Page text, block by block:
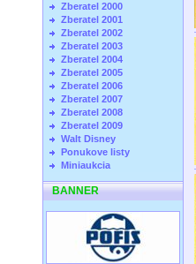
Zberatel 2000
Zberatel 2001
Zberatel 2002
Zberatel 2003
Zberatel 2004
Zberatel 2005
Zberatel 2006
Zberatel 2007
Zberatel 2008
Zberatel 2009
Walt Disney
Ponukove listy
Miniaukcia
BANNER